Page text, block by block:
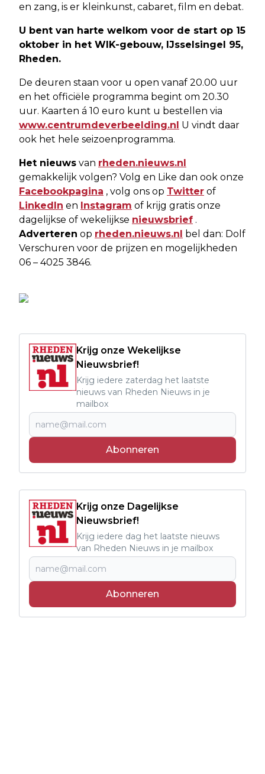
en zang, is er kleinkunst, cabaret, film en debat.
U bent van harte welkom voor de start op 15
oktober in het WIK-gebouw, IJsselsingel 95,
Rheden.
De deuren staan voor u open vanaf 20.00 uur
en het officiële programma begint om 20.30
uur. Kaarten á 10 euro kunt u bestellen via
www.centrumdeverbeelding.nl U vindt daar
ook het hele seizoenprogramma.
Het nieuws van rheden.nieuws.nl
gemakkelijk volgen? Volg en Like dan ook onze
Facebookpagina , volg ons op Twitter of
LinkedIn en Instagram of krijg gratis onze
dagelijkse of wekelijkse nieuwsbrief .
Adverteren op rheden.nieuws.nl bel dan: Dolf
Verschuren voor de prijzen en mogelijkheden
06 – 4025 3846.
Krijg onze Wekelijkse
Nieuwsbrief!
Krijg iedere zaterdag het laatste
nieuws van Rheden Nieuws in je
mailbox
Abonneren
Krijg onze Dagelijkse
Nieuwsbrief!
Krijg iedere dag het laatste nieuws
van Rheden Nieuws in je mailbox
Abonneren